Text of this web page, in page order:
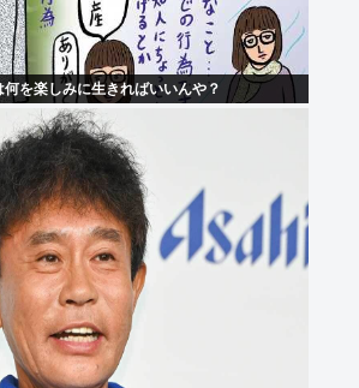
を楽しみに生きればいいんや？